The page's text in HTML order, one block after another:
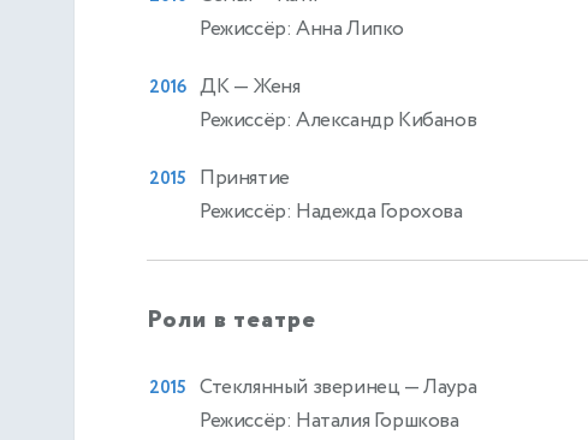
Режиссёр: Анна Липко
2016 ДК— Женя
Режиссёр: Александр Кибанов
2015
Принятие
Режиссёр: Надежда Горохова
Роли в театре
2015 Стеклянный зверинец — Лаура
Режиссёр: Наталия Горшкова